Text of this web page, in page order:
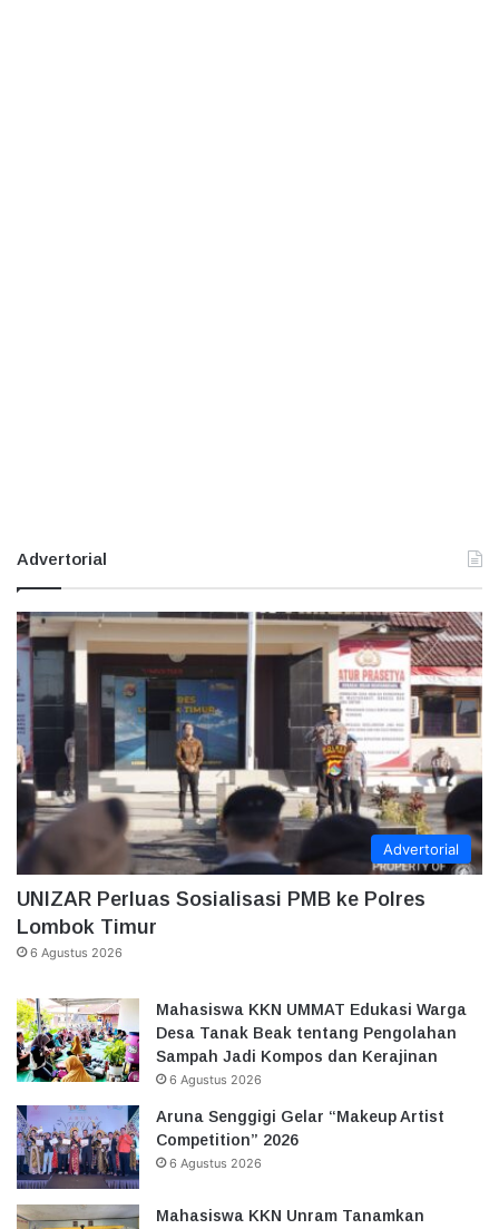
Advertorial
Advertorial
UNIZAR Perluas Sosialisasi PMB ke Polres
Lombok Timur
6 Agustus 2026
Mahasiswa KKN UMMAT Edukasi Warga
Desa Tanak Beak tentang Pengolahan
Sampah Jadi Kompos dan Kerajinan
6 Agustus 2026
Aruna Senggigi Gelar “Makeup Artist
Competition” 2026
6 Agustus 2026
Mahasiswa KKN Unram Tanamkan